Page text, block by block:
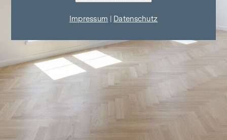
Impressum Datenschutz